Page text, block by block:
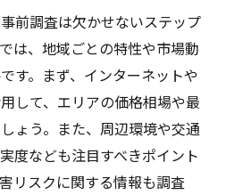
前調査は欠かせないステップ
は、地域ごとの特性や市場動
す。まず、インターネットや
して、エリアの価格相場や最
ょう。また、周辺環境や交通
度なども注目すべきポイント
リスクに関する情報も調査